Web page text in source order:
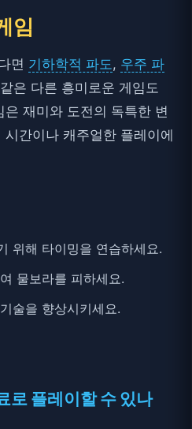
임
면 기하학적 파도 , 우주 파
은 다른 흥미로운 게임도
재미와 도전의 독특한 변
간이나 캐주얼한 플레이에
위해 타이밍을 연습하세요.
물보라를 피하세요.
술을 향상시키세요.
로 플레이할 수 있나